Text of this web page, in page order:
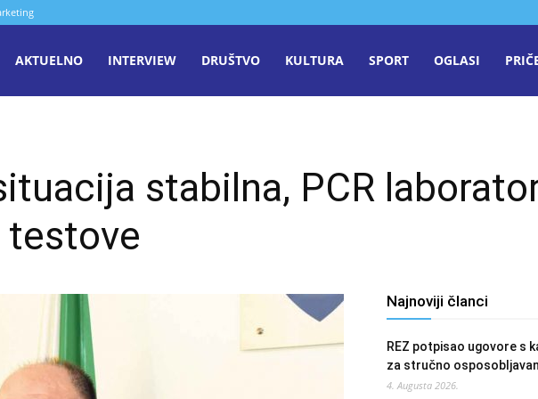
AKTUELNO INTERVIEW DRUŠTVO KULTURA SPORT OGLASI
stabilna, PCR
testove
Najnoviji članci
REZ potpisao ugovore s
za stručno
4. Augusta 2026.